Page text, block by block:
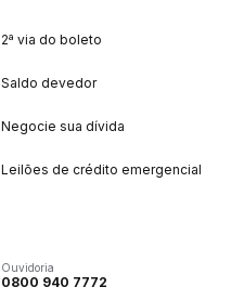
2ª via do boleto
Saldo devedor
Negocie sua dívida
Leilões de crédito emergencial
Ouvidoria
0800 940 7772